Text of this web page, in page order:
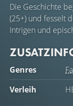
Die Geschichte
(25+) und fesselt
Intrigen und
Genres
Verleih